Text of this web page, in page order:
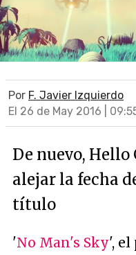
Por F. Javier Izquierdo
El 26 de May 2016 |
De nuevo, Hello
alejar la fecha
título
'No Man's Sky', el